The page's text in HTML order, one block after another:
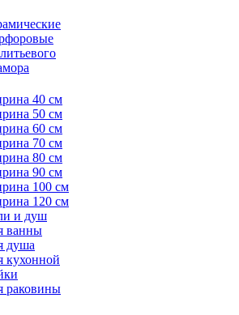
40 см
50 см
60 см
70 см
80 см
90 см
100 см
120 см
и душ
ванны
душа
кухонной
раковины